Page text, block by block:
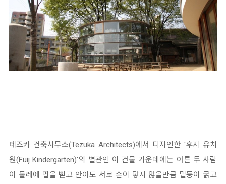
테즈카 건축사무소(Tezuka Architects)에서 디자인한 '후지 유치
원(Fuij Kindergarten)'의 별관인 이 건물 가운데에는 어른 두 사람
이 둘레에 팔을 뻗고 안아도 서로 손이 닿지 않을만큼 밑둥이 굵고